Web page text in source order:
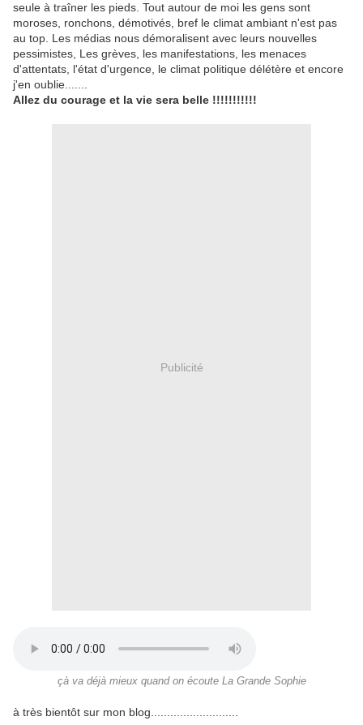
seule à traîner les pieds. Tout autour de moi les gens sont
moroses, ronchons, démotivés, bref le climat ambiant n'est pas
au top. Les médias nous démoralisent avec leurs nouvelles
pessimistes, Les grèves, les manifestations, les menaces
d'attentats, l'état d'urgence, le climat politique délétère et encore
j'en oublie.......
Allez du courage et la vie sera belle !!!!!!!!!!!
Publicité
çà va déjà mieux quand on écoute La Grande Sophie
à très bientôt sur mon blog...........................